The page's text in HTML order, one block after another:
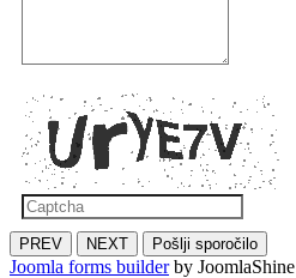
PREV NEXT Pošlji sporočilo
Joomla forms builderby JoomlaShine